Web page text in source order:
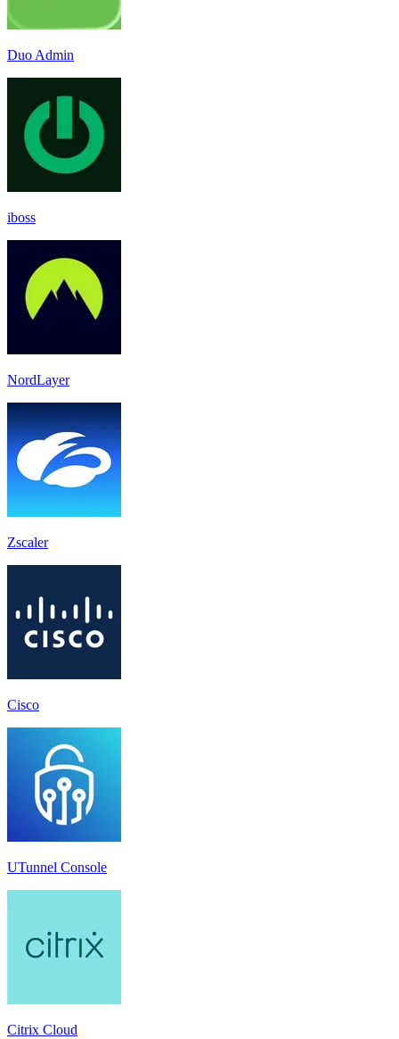
Duo Admin
iboss
NordLayer
Zscaler
Cisco
UTunnel Console
Citrix Cloud